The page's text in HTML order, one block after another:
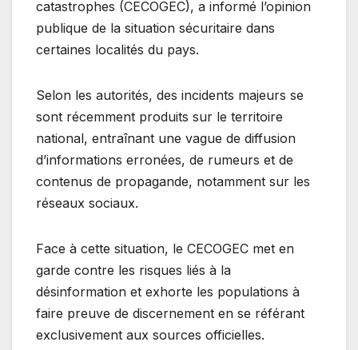
catastrophes (CECOGEC), a informé l’opinion
publique de la situation sécuritaire dans
certaines localités du pays.
Selon les autorités, des incidents majeurs se
sont récemment produits sur le territoire
national, entraînant une vague de diffusion
d’informations erronées, de rumeurs et de
contenus de propagande, notamment sur les
réseaux sociaux.
Face à cette situation, le CECOGEC met en
garde contre les risques liés à la
désinformation et exhorte les populations à
faire preuve de discernement en se référant
exclusivement aux sources officielles.